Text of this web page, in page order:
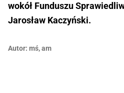
wokół Funduszu
Jarosław Kaczyński.
Autor: mś,am